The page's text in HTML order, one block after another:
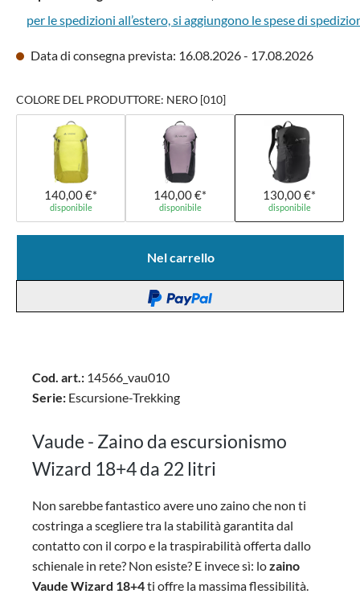
per le spedizioni all’estero, si aggiungono le spese di
Data di consegna prevista: 16.08.2026 - 17.08.2026
COLORE DEL PRODUTTORE: NERO [010]
140,00 €*
disponibile
140,00 €*
disponibile
130,00 €*
disponibile
Nel carrello
Cod. art.: 14566_vau010
Serie: Escursione-Trekking
Vaude - Zaino da escursionismo
Wizard 18+4 da 22 litri
Non sarebbe fantastico avere uno zaino che non ti
costringa a scegliere tra la stabilità garantita dal
contatto con il corpo e la traspirabilità offerta dallo
schienale in rete? Non esiste? E invece sì: lozaino
Vaude Wizard 18+4ti offre la massima flessibilità.